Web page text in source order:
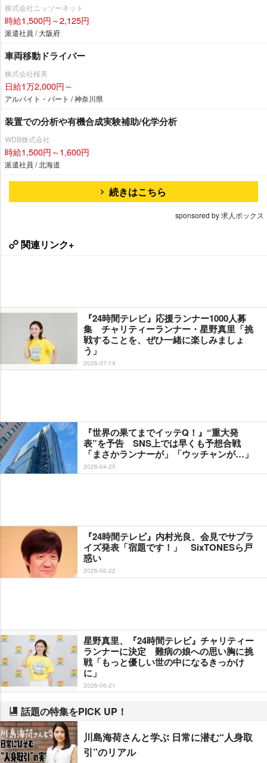
株式会社ニッソーネット
時給1,500円～2,125円
派遣社員 / 大阪府
車両移動ドライバー
株式会社桜美
日給1万2,000円～
アルバイト・パート / 神奈川県
装置での分析や有機合成実験補助/化学分析
WDB株式会社
時給1,500円～1,600円
派遣社員 / 北海道
続きはこちら
sponsored by 求人ボックス
関連リンク+
『24時間テレビ』応援ランナー1000人募
集 チャリティーランナー・星野真里「挑
戦することを、ぜひ一緒に楽しみましょ
う」
2026-07-14
『世界の果てまでイッテQ！』“重大発
表”を予告 SNS上では早くも予想合戦
「まさかランナーが」「ウッチャンが…」
2026-04-25
『24時間テレビ』内村光良、会見でサプラ
イズ発表「宿題です！」 SixTONESら戸
惑い
2026-06-22
星野真里、『24時間テレビ』チャリティー
ランナーに決定 難病の娘への思い胸に挑
戦「もっと優しい世の中になるきっかけ
に」
2026-06-21
話題の特集をPICK UP！
川島海荷さんと学ぶ 日常に潜む“人身取
引”のリアル